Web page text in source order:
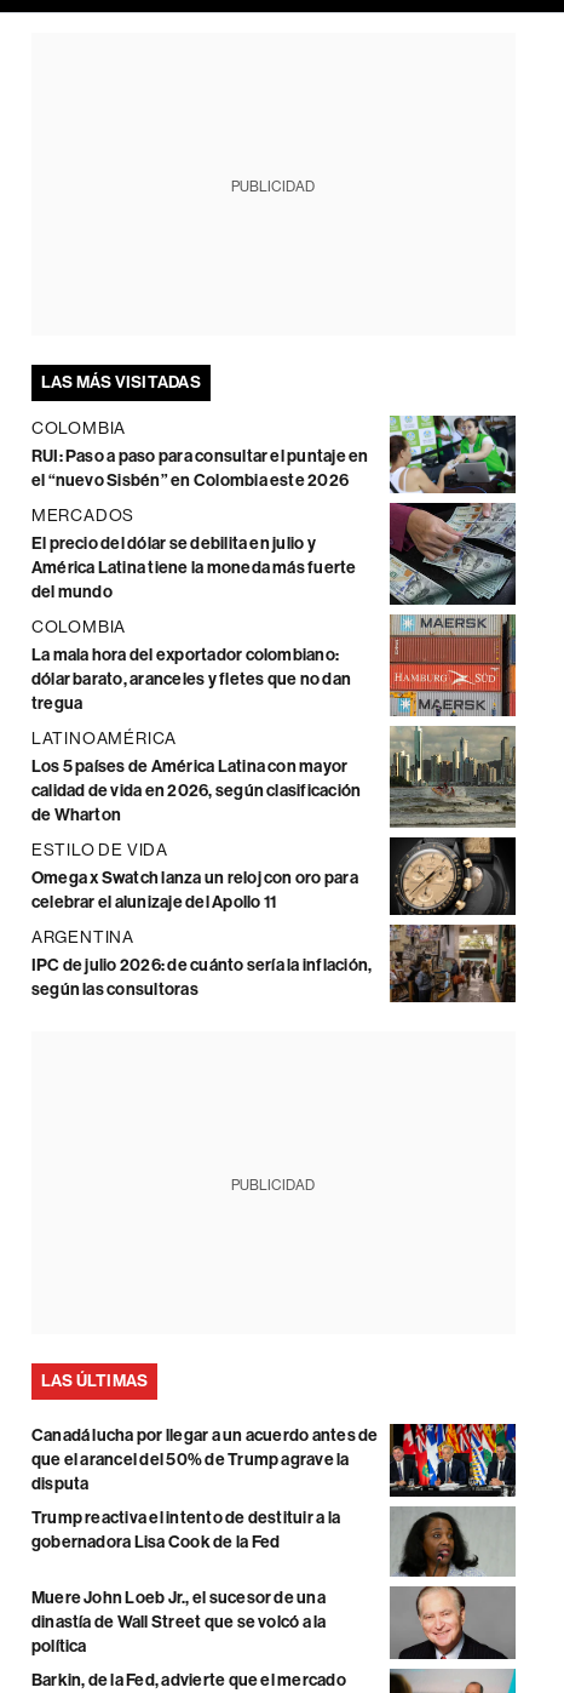
PUBLICIDAD
LAS MÁS VISITADAS
COLOMBIA
RUI: Paso a paso para consultar el puntaje en
el “nuevo Sisbén” en Colombia este 2026
MERCADOS
El precio del dólar se debilita en julio y
América Latina tiene la moneda más fuerte
del mundo
COLOMBIA
La mala hora del exportador colombiano:
dólar barato, aranceles y fletes que no dan
tregua
LATINOAMÉRICA
Los 5 países de América Latina con mayor
calidad de vida en 2026, según clasificación
de Wharton
ESTILO DE VIDA
Omega x Swatch lanza un reloj con oro para
celebrar el alunizaje del Apollo 11
ARGENTINA
IPC de julio 2026: de cuánto sería la inflación,
según las consultoras
PUBLICIDAD
LAS ÚLTIMAS
Canadá lucha por llegar a un acuerdo antes de
que el arancel del 50% de Trump agrave la
disputa
Trump reactiva el intento de destituir a la
gobernadora Lisa Cook de la Fed
Muere John Loeb Jr., el sucesor de una
dinastía de Wall Street que se volcó a la
política
Barkin, de la Fed, advierte que el mercado